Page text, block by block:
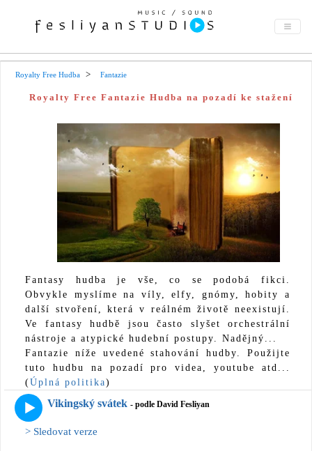
Royalty Free Hudba Fantazie
Royalty Free Fantazie Hudba na pozadí ke stažení
Fantasy hudba je vše, co se podobá fikci.
Obvykle myslíme na víly, elfy, gnómy, hobity a
další stvoření, která v reálném životě neexistují.
Ve fantasy hudbě jsou často slyšet orchestrální
nástroje a atypické hudební postupy. Nadějný...
Fantazie níže uvedené stahování hudby. Použijte
tuto hudbu na pozadí pro videa, youtube atd...
(Úplná politika)
Vikingský svátek - podle David Fesliyan
> Sledovat verze